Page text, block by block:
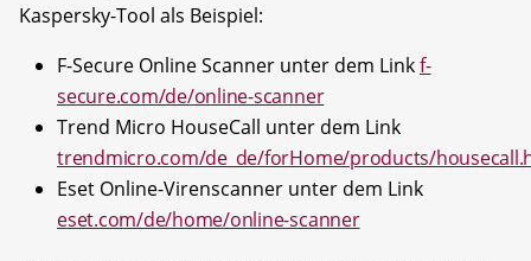
Kaspersky-Tool als Beispiel:
F-Secure Online Scanner unter dem Linkf-
secure.com/de/online-scanner
Trend Micro HouseCall unter dem Link
trendmicro.com/de_de/forHome/products/
Eset Online-Virenscanner unter dem Link
eset.com/de/home/online-scanner